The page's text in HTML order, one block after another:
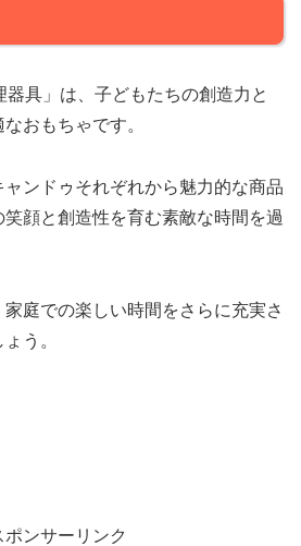
器具」は、子どもたちの創造力と
おもちゃです。
ンドゥそれぞれから魅力的な商品
顔と創造性を育む素敵な時間を過
庭での楽しい時間をさらに充実さ
う。
ポンサーリンク